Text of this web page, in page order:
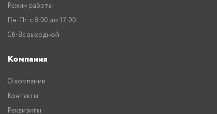
Режим работы:
Пн-Пт с 8:00 до 17:00
Сб-Вс выходной
Компания
О компании
Контакты
Реквизиты